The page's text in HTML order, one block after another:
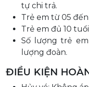
tự chi trả.
Trẻ em từ 05
Trẻ em đủ 10
Số lượng trẻ
lượng đoàn.
ĐIỀU KIỆN